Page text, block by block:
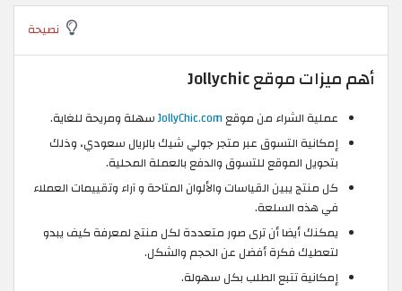
نصيحة
أهم ميزات موقع Jollychic
عملية الشراء من موقع JollyChic.comسهلة ومريحة للغاية.
إمكانية التسوق عبر متجر جولي شيك بالريال سعودي، وذلك
بتحويل الموقع للتسوق والدفع بالعملة المحلية.
كل منتج يبين القياسات والألوان المتاحة و آراء وتقييمات العملاء
في هذه السلعة.
يمكنك أيضا أن ترى صور متعددة لكل منتج لمعرفة كيف يبدو
لتعطيك فكرة أفضل عن الحجم والشكل.
إمكانية تتبع الطلب بكل سهولة.